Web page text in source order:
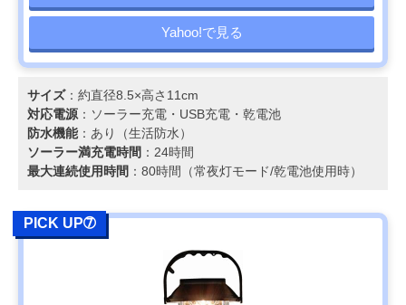
Yahoo!で見る
サイズ：約直径8.5×高さ11cm
対応電源：ソーラー充電・‎USB充電・乾電池
防水機能：あり（生活防水）
ソーラー満充電時間 ：24時間
最大連続使用時間 ：80時間（常夜灯モード/乾電池使用時）
PICK UP➆